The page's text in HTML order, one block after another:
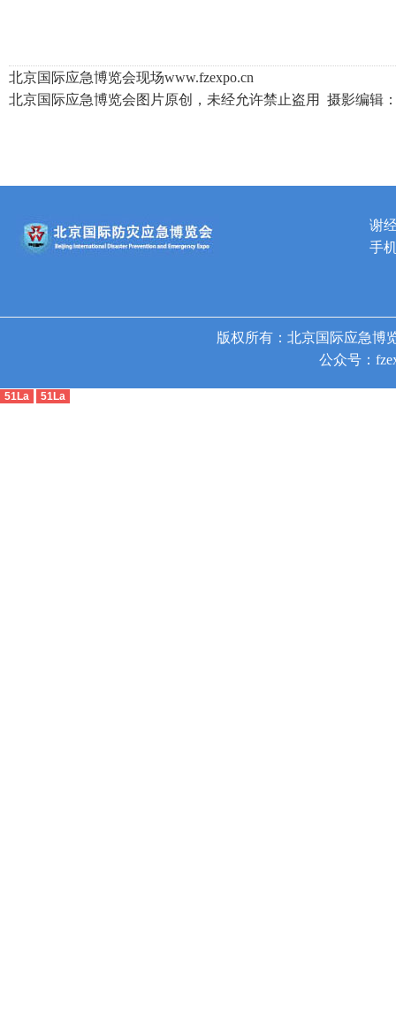
北京国际应急博览会现场www.fzexpo.cn
北京国际应急博览会图片原创，未经允许禁止盗用 摄影编辑
谢
手
版权所有：北京国际应急博
公众号：
51La 51La